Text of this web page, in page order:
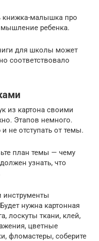
книжка-малышка про
ребенка.
для школы может
соответствовало
из картона своими
Этапов немного.
не отступать от темы.
план темы — чему
узнать, что
инструменты
нужна картонная
лоскуты ткани, клей,
цветные
фломастеры, соберите